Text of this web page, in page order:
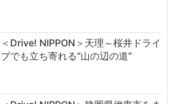
＜Drive! NIPPON＞天理～桜井ドライ
ブでも立ち寄れる“山の辺の道”